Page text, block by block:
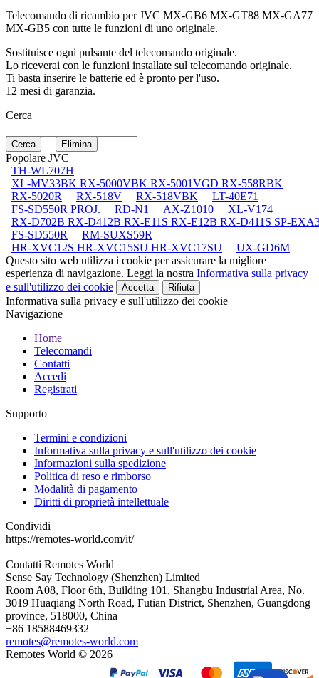
Telecomando di ricambio perJVC MX-GB6 MX-GT88 MX-GA77
MX-GB5 con tutte le funzioni di uno originale.
Sostituisce ogni pulsante del telecomando originale.
Lo riceverai con le funzioni installate sul telecomando originale.
Ti basta inserire le batterie ed è pronto per l'uso.
12 mesi di garanzia.
Cerca
Popolare JVC
TH-WL707H
XL-MV33BK RX-5000VBK RX-5001VGD RX-558RBK
RX-5020R
RX-518V RX-518VBK
LT-40E71
FS-SD550R PROJ.
RD-N1 AX-Z1010
XL-V174
RX-D702B RX-D412B RX-E11S RX-E12B RX-D411S SP-
FS-SD550R
RM-SUXS59R
HR-XVC12S HR-XVC15SU HR-XVC17SU
UX-GD6M
Questo sito web utilizza i cookie per assicurare la migliore
esperienza di navigazione. Leggi la nostra Informativa sulla privacy
e sull'utilizzo dei cookie
Accetta Rifiuta
Informativa sulla privacy e sull'utilizzo dei cookie
Navigazione
Home
Telecomandi
Contatti
Accedi
Registrati
Supporto
Termini e condizioni
Informativa sulla privacy e sull'utilizzo dei cookie
Informazioni sulla spedizione
Politica di reso e rimborso
Modalità di pagamento
Diritti di proprietà intellettuale
Condividi
https://remotes-world.com/it/
Contatti Remotes World
Sense Say Technology (Shenzhen) Limited
Room A08, Floor 6th, Building 101, Shangbu Industrial Area, No.
3019 Huaqiang North Road, Futian District, Shenzhen, Guangdong
province, 518000, China
+86 18588469332
remotes@remotes-world.com
Remotes World © 2026